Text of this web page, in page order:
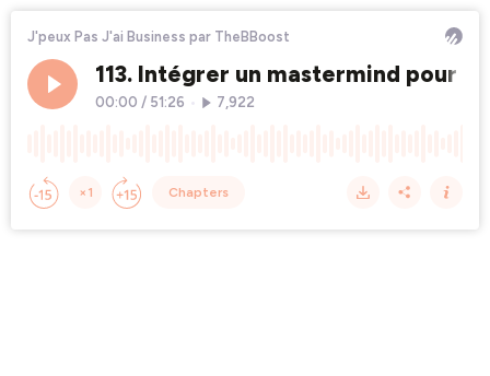
J'peux Pas J'ai Business par TheBBoost
113. Intégrer un mastermind pour
00:00 / 51:26 7,922
×1 Chapters